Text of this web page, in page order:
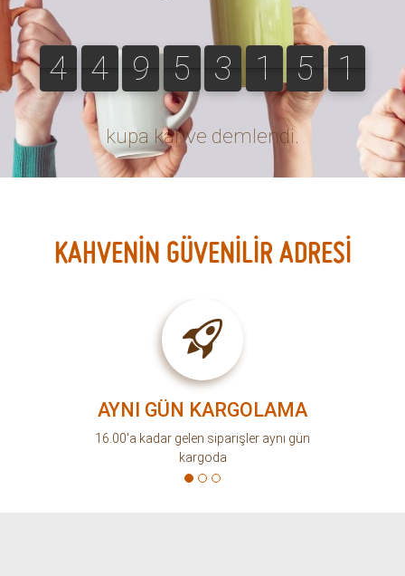
4
4 4
4 9
9 5
5 3
3 1
1 5
5 1
1
1
1
kupa kahve demlendi.
KAHVENİN GÜVENİLİR ADRESİ
AYNI GÜN KARGOLAMA
16.00'a kadar gelen siparişler aynı gün
kargoda